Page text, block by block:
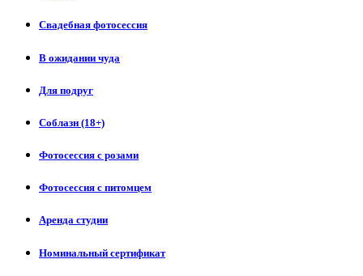
Свадебная фотосессия
В ожидании чуда
Для подруг
Соблазн (18+)
Фотосессия с розами
Фотосессия с питомцем
Аренда студии
Номинальный сертификат